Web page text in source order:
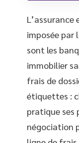
imposée par
sont les
immobilier
frais de
étiquettes :
pratique ses
négociation